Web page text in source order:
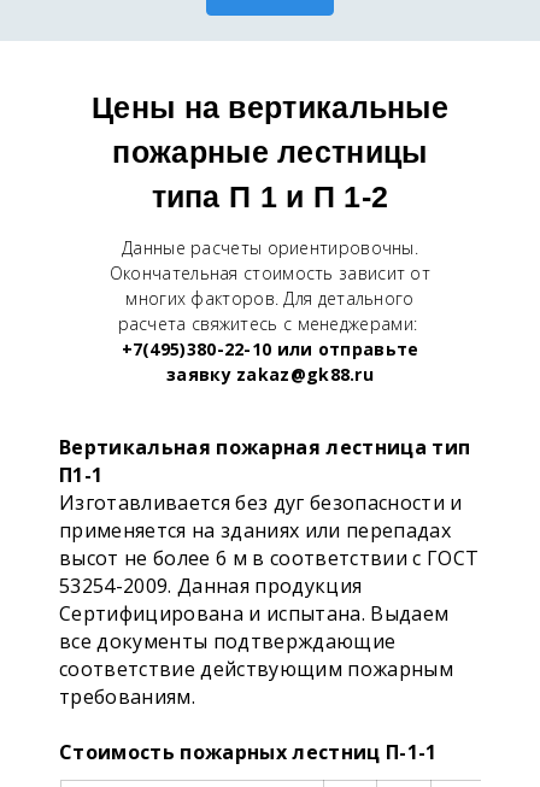
Цены на вертикальные
пожарные лестницы
типа П 1 и П 1-2
Данные расчеты ориентировочны.
Окончательная стоимость зависит от
многих факторов. Для детального
расчета свяжитесь с менеджерами:
+7(495)380-22-10 или отправьте
заявку zakaz@gk88.ru
Вертикальная пожарная лестница тип
П1-1
Изготавливается без дуг безопасности и
применяется на зданиях или перепадах
высот не более 6 м в соответствии с ГОСТ
53254-2009. Данная продукция
Сертифицирована и испытана. Выдаем
все документы подтверждающие
соответствие действующим пожарным
требованиям.
Стоимость пожарных лестниц П-1-1